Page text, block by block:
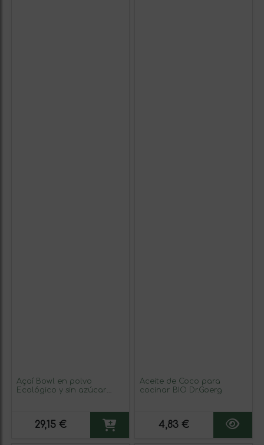
Açaí Bowl en polvo
Ecológico y sin azúcar
29,15 €
Aceite de Coco para
cocinar BIO Dr.Goerg
4,83 €